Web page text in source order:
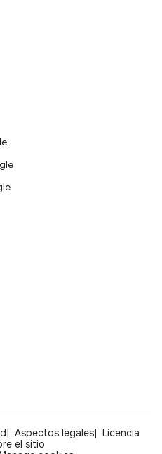
Aspectos legales
Licencia
el sitio